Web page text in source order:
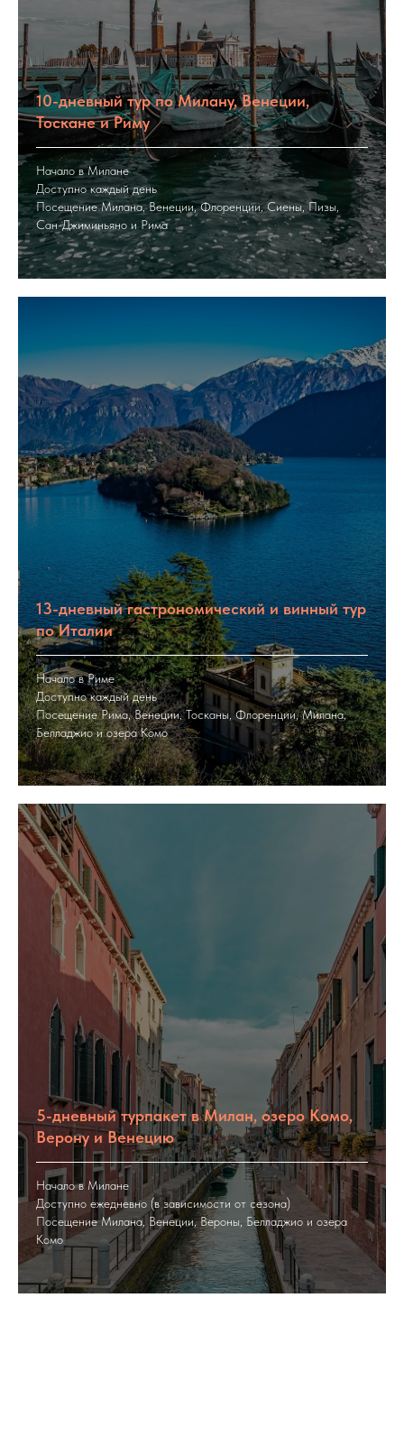
10-дневный тур по Милану, Венеции,
Тоскане и Риму
Начало в Милане
Доступно каждый день
Посещение Милана, Венеции, Флоренции, Сиены, Пизы,
Сан-Джиминьяно и Рима
13-дневный гастрономический и винный тур
по Италии
Начало в Риме
Доступно каждый день
Посещение Рима, Венеции, Тосканы, Флоренции, Милана,
Белладжио и озера Комо
5-дневный турпакет в Милан, озеро Комо,
Верону и Венецию
Начало в Милане
Доступно ежедневно (в зависимости от сезона)
Посещение Милана, Венеции, Вероны, Белладжио и озера
Комо